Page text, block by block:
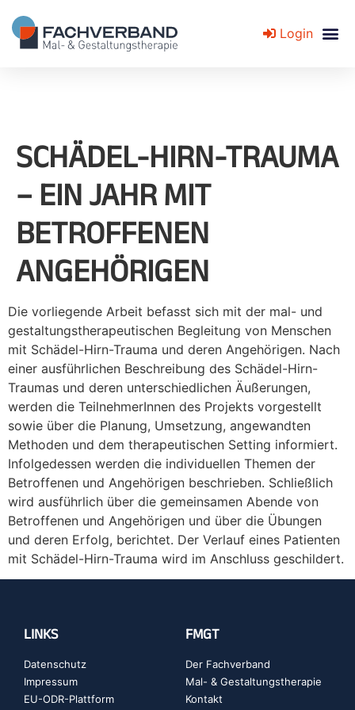
Login
SCHÄDEL-HIRN-TRAUMA
– EIN JAHR MIT
BETROFFENEN
ANGEHÖRIGEN
Die vorliegende Arbeit befasst sich mit der mal- und
gestaltungstherapeutischen Begleitung von Menschen
mit Schädel-Hirn-Trauma und deren Angehörigen. Nach
einer ausführlichen Beschreibung des Schädel-Hirn-
Traumas und deren unterschiedlichen Äußerungen,
werden die TeilnehmerInnen des Projekts vorgestellt
sowie über die Planung, Umsetzung, angewandten
Methoden und dem therapeutischen Setting informiert.
Infolgedessen werden die individuellen Themen der
Betroffenen und Angehörigen beschrieben. Schließlich
wird ausführlich über die gemeinsamen Abende von
Betroffenen und Angehörigen und über die Übungen
und deren Erfolg, berichtet. Der Verlauf eines Patienten
mit Schädel-Hirn-Trauma wird im Anschluss geschildert.
LINKS
Datenschutz
Impressum
EU-ODR-Plattform
FMGT
Der Fachverband
Mal- & Gestaltungstherapie
Kontakt